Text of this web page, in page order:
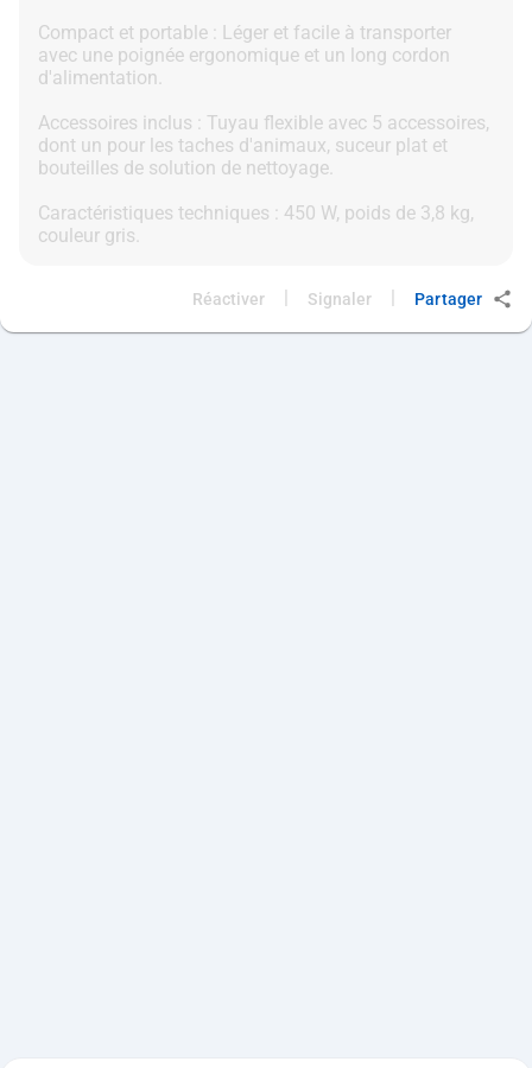
Compact et portable : Léger et facile à transporter
avec une poignée ergonomique et un long cordon
d'alimentation.
Accessoires inclus : Tuyau flexible avec 5 accessoires,
dont un pour les taches d'animaux, suceur plat et
bouteilles de solution de nettoyage.
Caractéristiques techniques : 450 W, poids de 3,8 kg,
Réactiver | Signaler | Partager